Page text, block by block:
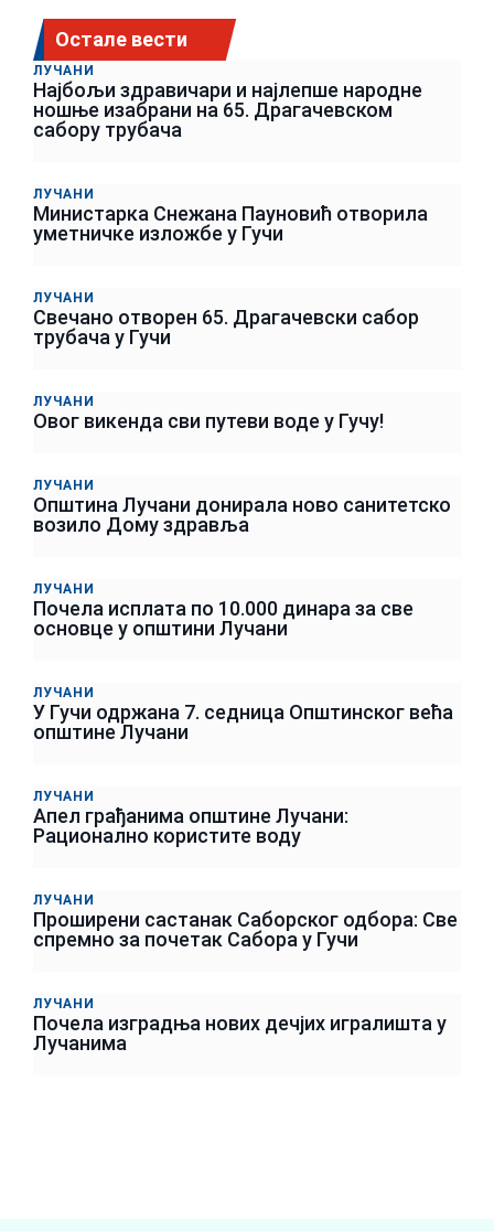
Остале вести
ЛУЧАНИ
Најбољи здравичари и најлепше народне
ношње изабрани на 65. Драгачевском
сабору трубача
ЛУЧАНИ
Министарка Снежана Пауновић отворила
уметничке изложбе у Гучи
ЛУЧАНИ
Свечано отворен 65. Драгачевски сабор
трубача у Гучи
ЛУЧАНИ
Овог викенда сви путеви воде у Гучу!
ЛУЧАНИ
Општина Лучани донирала ново санитетско
возило Дому здравља
ЛУЧАНИ
Почела исплата по 10.000 динара за све
основце у општини Лучани
ЛУЧАНИ
У Гучи одржана 7. седница Општинског већа
општине Лучани
ЛУЧАНИ
Апел грађанима општине Лучани:
Рационално користите воду
ЛУЧАНИ
Проширени састанак Саборског одбора: Све
спремно за почетак Сабора у Гучи
ЛУЧАНИ
Почела изградња нових дечјих игралишта у
Лучанима